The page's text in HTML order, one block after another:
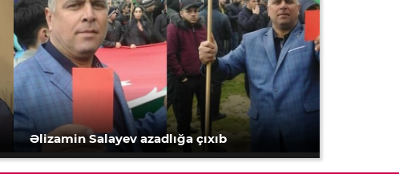
Əlizamin Salayev azadlığa çıxıb